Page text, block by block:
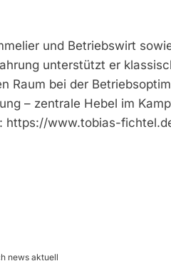
und Betriebswirt
unterstützt er
Raum bei der
– zentrale Hebel im
https://www.tobias-
news aktuell